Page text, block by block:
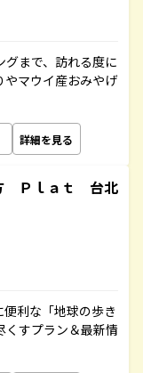
まで、訪れる度に
やマウイ産おみやげ
詳細を見る
Ｐｌａｔ 台北
利な「地球の歩き
くすプラン＆最新情